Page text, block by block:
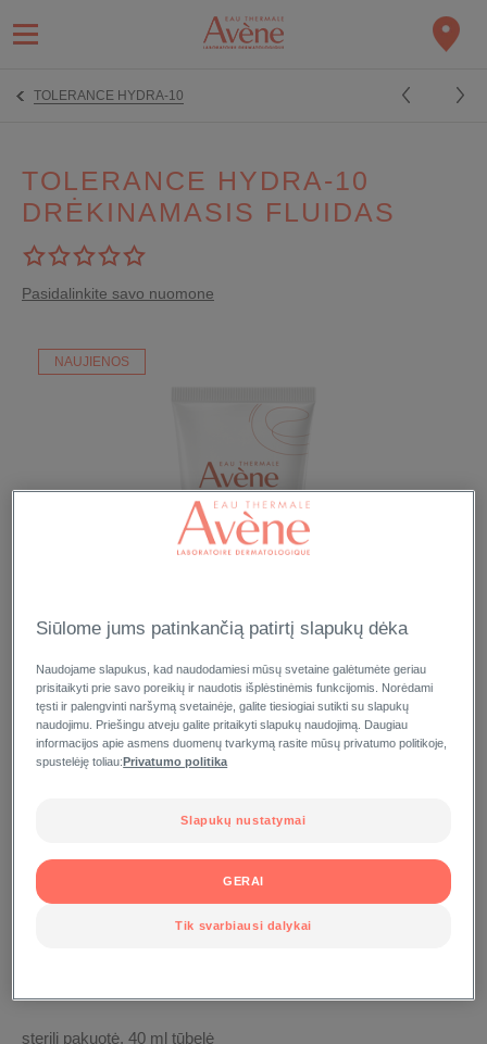
TOLERANCE HYDRA-10
TOLERANCE HYDRA-10
DRĖKINAMASIS FLUIDAS
Pasidalinkite savo nuomone
NAUJIENOS
sterili pakuotė, 40 ml tūbelė
Siūlome jums patinkančią patirtį slapukų dėka
Naudojame slapukus, kad naudodamiesi mūsų svetaine galėtumėte geriau
prisitaikyti prie savo poreikių ir naudotis išplėstinėmis funkcijomis. Norėdami
tęsti ir palengvinti naršymą svetainėje, galite tiesiogiai sutikti su slapukų
naudojimu. Priešingu atveju galite pritaikyti slapukų naudojimą. Daugiau
informacijos apie asmens duomenų tvarkymą rasite mūsų privatumo politikoje,
spustelėję toliau:Privatumo politika
Slapukų nustatymai
Tik svarbiausi dalykai
GERAI